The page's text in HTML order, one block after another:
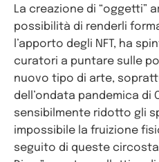
La creazione di “oggetti”
possibilità di renderli
l’apporto degli NFT, ha
curatori a puntare sulle
nuovo tipo di arte,
dell’ondata pandemica di
sensibilmente ridotto gli
impossibile la fruizione
seguito di queste